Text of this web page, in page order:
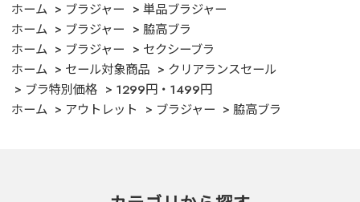
ホーム
ブラジャー
単品ブラジャー
ホーム
ブラジャー
脇高ブラ
ホーム
ブラジャー
セクシーブラ
ホーム
セール対象商品
クリアランスセール
ブラ特別価格
1299円・1499円
ホーム
アウトレット ブラジャー 脇高ブラ